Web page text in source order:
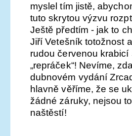
myslel tím jistě,
tuto skrytou výzvu
Ještě předtím - jak to
Jiří Vetešník totožnost
rudou červenou
„repráček“! Nevíme,
dubnovém vydání
hlavně věříme, že se
žádné záruky, nejsou
naštěstí!